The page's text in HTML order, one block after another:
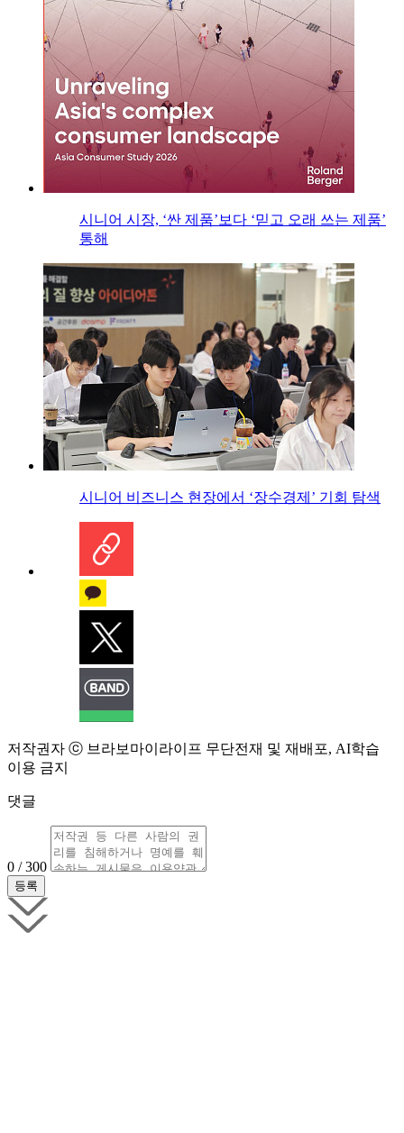
시니어 시장, ‘싼 제품’보다 ‘믿고 오래 쓰는 제품’
통해
시니어 비즈니스 현장에서 ‘장수경제’ 기회 탐색
저작권자 ⓒ 브라보마이라이프 무단전재 및 재배포, AI학습
이용 금지
댓글
0 / 300